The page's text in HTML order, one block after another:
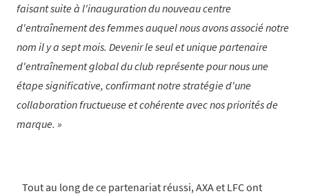
faisant suite à l'inauguration du nouveau centre
d'entraînement des femmes auquel nous avons associé notre
nom il y a sept mois. Devenir le seul et unique partenaire
d'entraînement global du club représente pour nous une
étape significative, confirmant notre stratégie d'une
collaboration fructueuse et cohérente avec nos priorités de
marque.
Tout au long de ce partenariat réussi, AXA et LFC ont